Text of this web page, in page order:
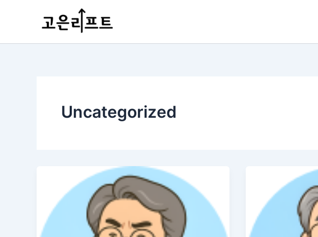
로
Uncategorized
스
페